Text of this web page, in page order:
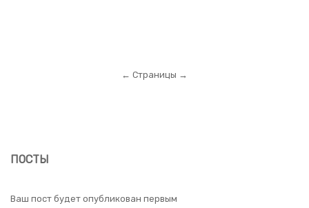
← Страницы →
ПОСТЫ
Ваш пост будет опубликован первым